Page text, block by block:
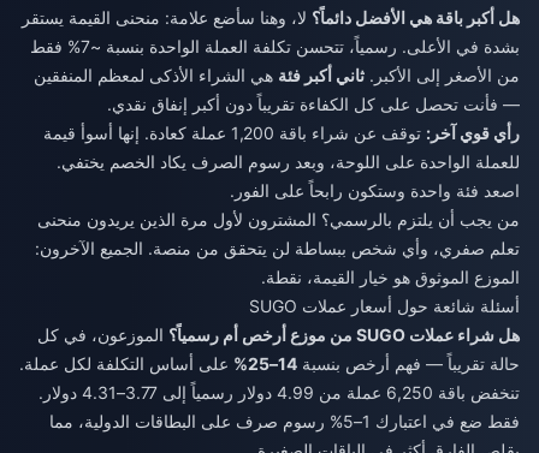
هل أكبر باقة هي الأفضل دائماً؟ لا، وهنا سأضع علامة: منحنى القيمة يستقر
بشدة في الأعلى. رسمياً، تتحسن تكلفة العملة الواحدة بنسبة ~7% فقط
من الأصغر إلى الأكبر. ثاني أكبر فئة هي الشراء الأذكى لمعظم المنفقين
— فأنت تحصل على كل الكفاءة تقريباً دون أكبر إنفاق نقدي.
رأي قوي آخر:
توقف عن شراء باقة 1,200 عملة كعادة. إنها أسوأ قيمة
للعملة الواحدة على اللوحة، وبعد رسوم الصرف يكاد الخصم يختفي.
اصعد فئة واحدة وستكون رابحاً على الفور.
من يجب أن يلتزم بالرسمي؟ المشترون لأول مرة الذين يريدون منحنى
تعلم صفري، وأي شخص ببساطة لن يتحقق من منصة. الجميع الآخرون:
الموزع الموثوق هو خيار القيمة، نقطة.
أسئلة شائعة حول أسعار عملات SUGO
هل شراء عملات SUGO من موزع أرخص أم رسمياً؟
الموزعون، في كل
حالة تقريباً — فهم أرخص بنسبة 14–25%
على أساس التكلفة لكل عملة.
تنخفض باقة 6,250 عملة من 4.99 دولار رسمياً إلى 3.77–4.31 دولار.
فقط ضع في اعتبارك 1–5% رسوم صرف على البطاقات الدولية، مما